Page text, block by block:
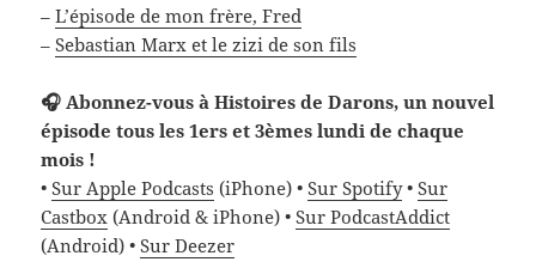
–L’épisode de mon frère, Fred
–Sebastian Marx et le zizi de son fils
🎧 Abonnez-vous à Histoires de Darons, un nouvel
épisode tous les 1ers et 3èmes lundi de chaque
mois !
•Sur Apple Podcasts (iPhone) •Sur Spotify•Sur
Castbox (Android & iPhone) •Sur PodcastAddict
(Android) •Sur Deezer